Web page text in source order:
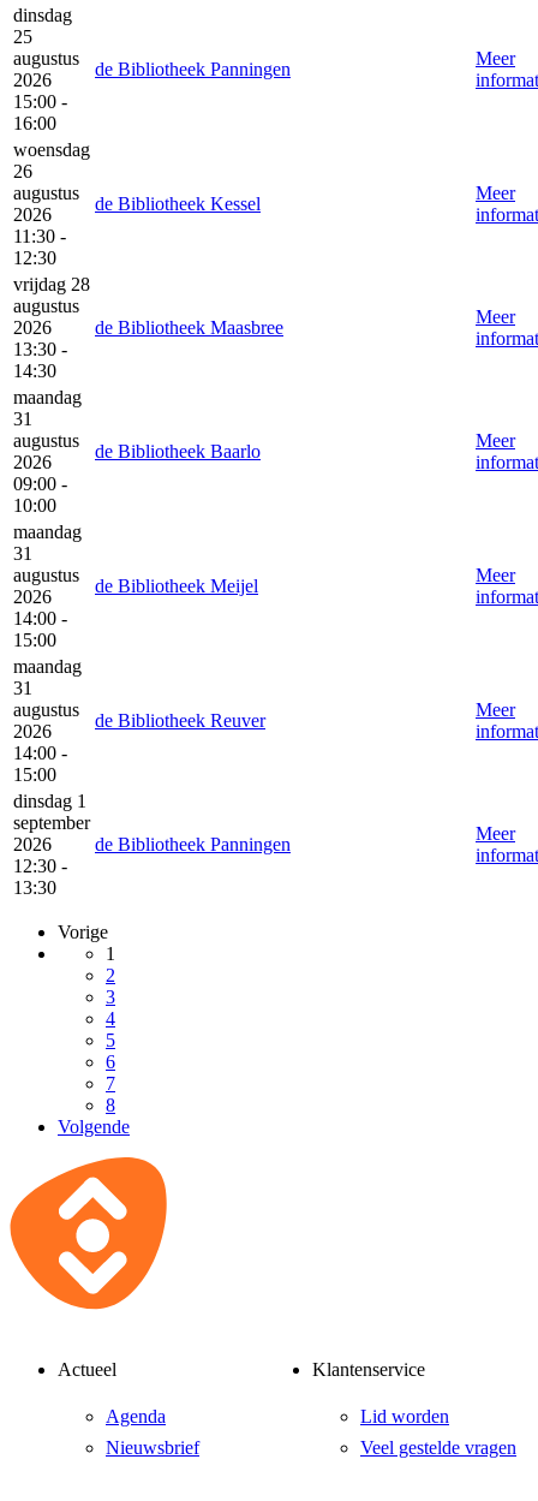
dinsdag
25
augustus
2026
15:00 -
16:00
de Bibliotheek Panningen
Meer
woensdag
26
augustus
2026
11:30 -
12:30
de Bibliotheek Kessel
Meer
vrijdag 28
augustus
2026
13:30 -
14:30
de Bibliotheek Maasbree
Meer
maandag
31
augustus
2026
09:00 -
10:00
de Bibliotheek Baarlo
Meer
maandag
31
augustus
2026
14:00 -
15:00
de Bibliotheek Meijel
Meer
maandag
31
augustus
2026
14:00 -
15:00
de Bibliotheek Reuver
Meer
dinsdag 1
september
2026
12:30 -
13:30
de Bibliotheek Panningen
Meer
Vorige
1
2
3
4
5
6
7
8
Volgende
Actueel
Agenda
Nieuwsbrief
Klantenservice
Lid worden
Veel gestelde vragen